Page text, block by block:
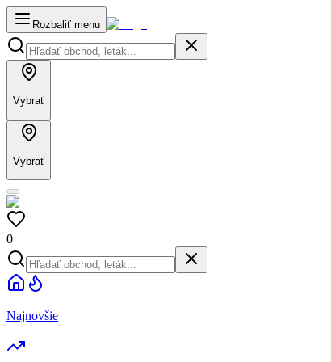
Rozbaliť menu
Vybrať
Vybrať
0
Najnovšie